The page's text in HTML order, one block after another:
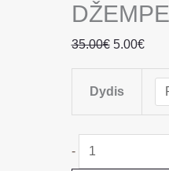
35.00€ 5.00€
Dydis
-